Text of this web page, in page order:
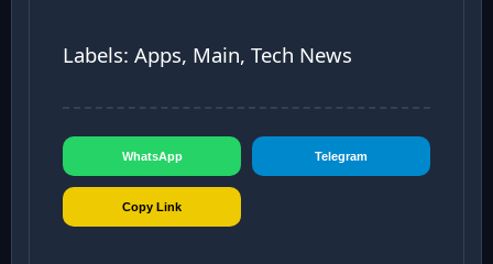
Labels: Apps, Main, Tech News
WhatsApp Telegram
Copy Link